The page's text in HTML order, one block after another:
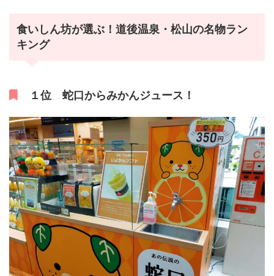
食いしん坊が選ぶ！道後温泉・松山の名物ラン
キング
１位 蛇口からみかんジュース！